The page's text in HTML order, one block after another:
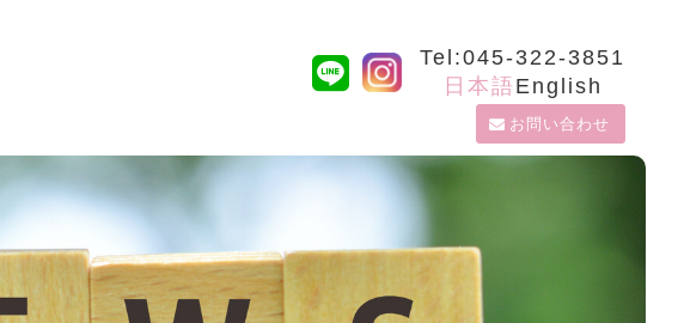
Tel:045-322-3851
日本語 English
お問い合わせ